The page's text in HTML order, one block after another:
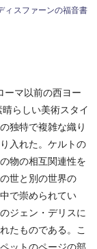
ィスファーンの福音書
ーマ以前の西ヨー
らしい美術スタイ
独特で複雑な織り
入れた。ケルトの
物の相互関連性を
世と別の世界の
で崇められてい
ジェン・デリスに
たものである。こ
ットのページの部